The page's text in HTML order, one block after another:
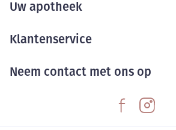
Uw apotheek
Klantenservice
Neem contact met ons op